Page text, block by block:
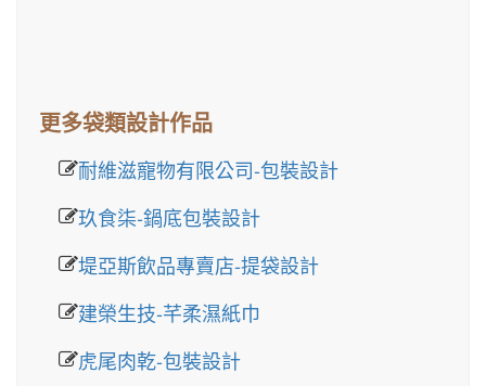
更多袋類設計作品
耐維滋寵物有限公司-包裝設計
玖食柒-鍋底包裝設計
堤亞斯飲品專賣店-提袋設計
建榮生技-芊柔濕紙巾
虎尾肉乾-包裝設計